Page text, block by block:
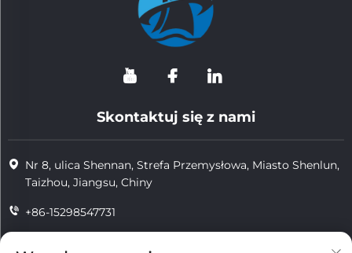
Skontaktuj się z nami
Nr 8, ulica Shennan, Strefa Przemysłowa, Miasto Shenlun,
Taizhou, Jiangsu, Chiny
+86-15298547731